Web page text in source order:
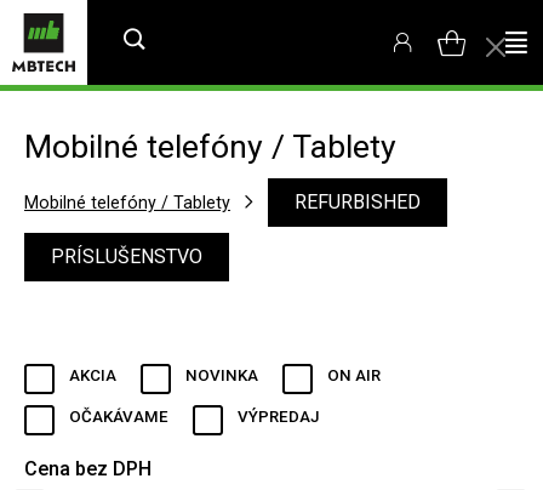
Mobilné telefóny / Tablety
Mobilné telefóny / Tablety REFURBISHED
PRÍSLUŠENSTVO
AKCIA NOVINKA ON AIR
OČAKÁVAME VÝPREDAJ
Cena bez DPH